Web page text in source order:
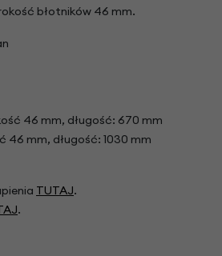
błotników 46 mm.
46 mm, długość: 670 mm
46 mm, długość: 1030 mm
TUTAJ.
.